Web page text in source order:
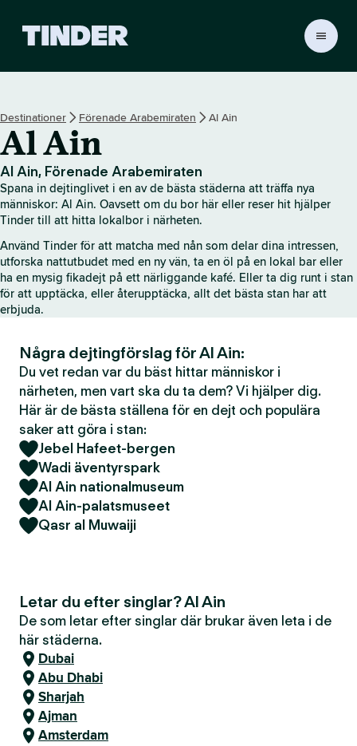
r
t
a
r
t
i
d
a
Destinationer Förenade Arabemiraten Al Ain
Al Ain
Al Ain, Förenade Arabemiraten
Spana in dejtinglivet i en av de bästa städerna att träffa nya
människor: Al Ain. Oavsett om du bor här eller reser hit hjälper
Tinder till att hitta lokalbor i närheten.
Använd Tinder för att matcha med nån som delar dina intressen,
utforska nattutbudet med en ny vän, ta en öl på en lokal bar eller
ha en mysig fikadejt på ett närliggande kafé. Eller ta dig runt i stan
för att upptäcka, eller återupptäcka, allt det bästa stan har att
erbjuda.
Några dejtingförslag för Al Ain:
Du vet redan var du bäst hittar människor i
närheten, men vart ska du ta dem? Vi hjälper dig.
Här är de bästa ställena för en dejt och populära
saker att göra i stan:
Jebel Hafeet-bergen
Wadi äventyrspark
Al Ain nationalmuseum
Al Ain-palatsmuseet
Qasr al Muwaiji
Letar du efter singlar? Al Ain
De som letar efter singlar där brukar även leta i de
här städerna.
Dubai
Abu Dhabi
Sharjah
Ajman
Amsterdam